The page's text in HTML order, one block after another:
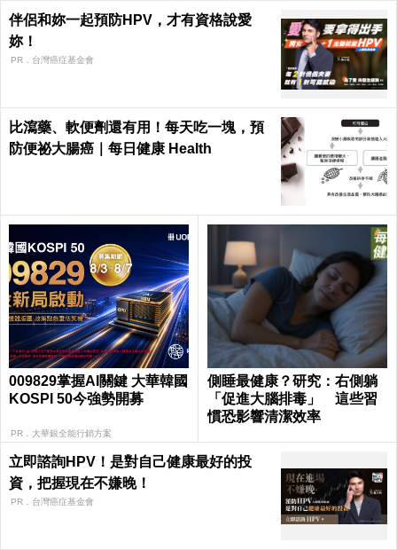
伴侶和妳一起預防HPV，才有資格說愛
妳！
PR．台灣癌症基金會
比瀉藥、軟便劑還有用！每天吃一塊，預
防便祕大腸癌｜每日健康 Health
009829掌握AI關鍵 大華韓國
KOSPI 50今強勢開募
PR．大華銀全能行銷方案
側睡最健康？研究：右側躺
「促進大腦排毒」 這些習
慣恐影響清潔效率
立即諮詢HPV！是對自己健康最好的投
資，把握現在不嫌晚！
PR．台灣癌症基金會